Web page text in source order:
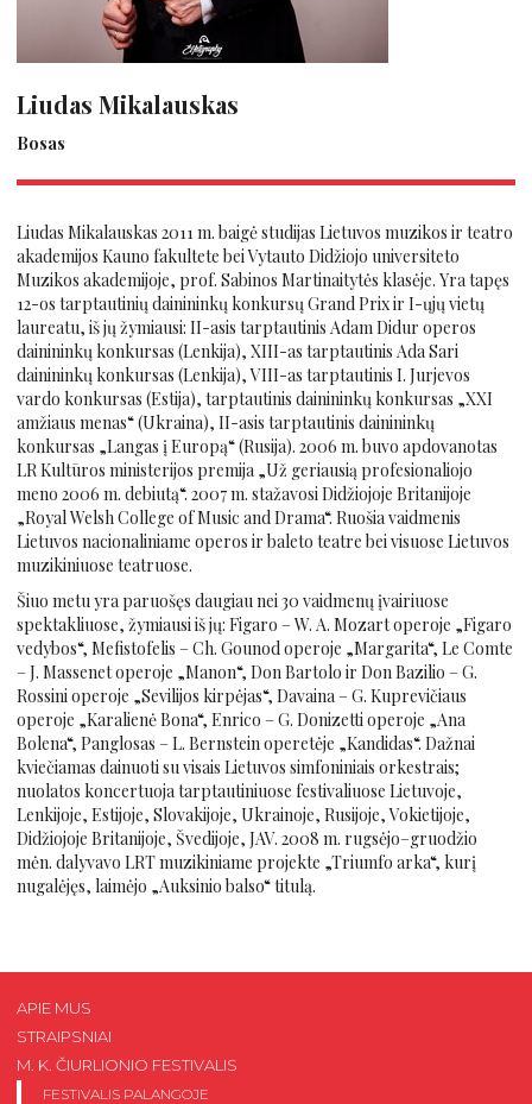
Liudas Mikalauskas
Bosas
Liudas Mikalauskas 2011 m. baigė studijas Lietuvos muzikos ir teatro
akademijos Kauno fakultete bei Vytauto Didžiojo universiteto
Muzikos akademijoje, prof. Sabinos Martinaitytės klasėje. Yra tapęs
12-os tarptautinių dainininkų konkursų Grand Prix ir I-ųjų vietų
laureatu, iš jų žymiausi: II-asis tarptautinis Adam Didur operos
dainininkų konkursas (Lenkija), XIII-as tarptautinis Ada Sari
dainininkų konkursas (Lenkija), VIII-as tarptautinis I. Jurjevos
vardo konkursas (Estija), tarptautinis dainininkų konkursas „XXI
amžiaus menas“ (Ukraina), II-asis tarptautinis dainininkų
konkursas „Langas į Europą“ (Rusija). 2006 m. buvo apdovanotas
LR Kultūros ministerijos premija „Už geriausią profesionaliojo
meno 2006 m. debiutą“. 2007 m. stažavosi Didžiojoje Britanijoje
„Royal Welsh College of Music and Drama“. Ruošia vaidmenis
Lietuvos nacionaliniame operos ir baleto teatre bei visuose Lietuvos
muzikiniuose teatruose.
Šiuo metu yra paruošęs daugiau nei 30 vaidmenų įvairiuose
spektakliuose, žymiausi iš jų: Figaro – W. A. Mozart operoje „Figaro
vedybos“, Mefistofelis – Ch. Gounod operoje „Margarita“, Le Comte
– J. Massenet operoje „Manon“, Don Bartolo ir Don Bazilio – G.
Rossini operoje „Sevilijos kirpėjas“, Davaina – G. Kuprevičiaus
operoje „Karalienė Bona“, Enrico – G. Donizetti operoje „Ana
Bolena“, Panglosas – L. Bernstein operetėje „Kandidas“. Dažnai
kviečiamas dainuoti su visais Lietuvos simfoniniais orkestrais;
nuolatos koncertuoja tarptautiniuose festivaliuose Lietuvoje,
Lenkijoje, Estijoje, Slovakijoje, Ukrainoje, Rusijoje, Vokietijoje,
Didžiojoje Britanijoje, Švedijoje, JAV. 2008 m. rugsėjo–gruodžio
mėn. dalyvavo LRT muzikiniame projekte „Triumfo arka“, kurį
nugalėjęs, laimėjo „Auksinio balso“ titulą.
APIE MUS
STRAIPSNIAI
M. K. ČIURLIONIO FESTIVALIS
FESTIVALIS PALANGOJE